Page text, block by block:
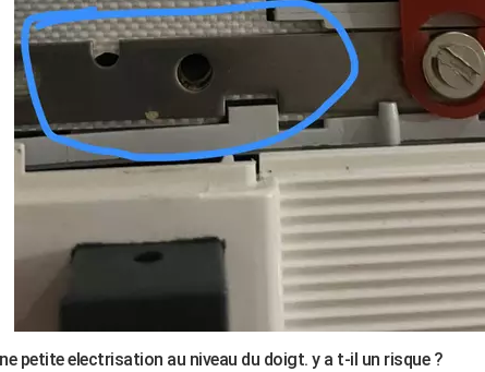
petite electrisation au niveau du doigt. y a t-il un risque ?